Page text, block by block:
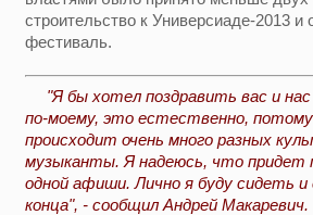
строительство к Универсиаде-2013
фестиваль.
"Я бы хотел поздравить вас и
по-моему, это естественно,
происходит очень много разных
музыканты. Я надеюсь, что придет
одной афиши. Лично я буду сидеть
конца", - сообщил Андрей Макаревич.